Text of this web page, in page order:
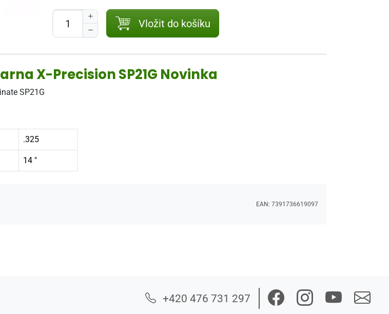
Vložit do košíku
X-Precision SP21G Novinka
SP21G
.325
14 "
EAN: 7391736619097
+420 476 731 297